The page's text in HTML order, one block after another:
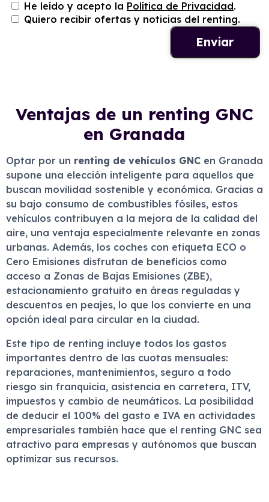
He leído y acepto la Política de Privacidad.
Quiero recibir ofertas y noticias del renting.
Ventajas de un renting GNC
en Granada
Optar por un renting de vehículos GNC en Granada
supone una elección inteligente para aquellos que
buscan movilidad sostenible y económica. Gracias a
su bajo consumo de combustibles fósiles, estos
vehículos contribuyen a la mejora de la calidad del
aire, una ventaja especialmente relevante en zonas
urbanas. Además, los coches con etiqueta ECO o
Cero Emisiones disfrutan de beneficios como
acceso a Zonas de Bajas Emisiones (ZBE),
estacionamiento gratuito en áreas reguladas y
descuentos en peajes, lo que los convierte en una
opción ideal para circular en la ciudad.
Este tipo de renting incluye todos los gastos
importantes dentro de las cuotas mensuales:
reparaciones, mantenimientos, seguro a todo
riesgo sin franquicia, asistencia en carretera, ITV,
impuestos y cambio de neumáticos. La posibilidad
de deducir el 100% del gasto e IVA en actividades
empresariales también hace que el renting GNC sea
atractivo para empresas y autónomos que buscan
optimizar sus recursos.